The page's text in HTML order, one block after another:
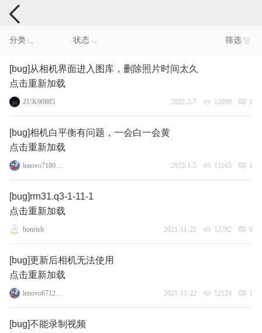
手机反馈
分类 状态 筛选
[bug]从相机界面进入图库，删除照片时间太久
点击重新加载
ZUK90885 2022-2-7 12099 1
[bug]相机白平衡有问题，一会白一会黄
点击重新加载
lenovo71896016 2022-1-5 12165 1
[bug]rrn31.q3-1-11-1
点击重新加载
bonrish 2021-11-22 12782 0
[bug]更新后相机无法使用
点击重新加载
lenovo67124895 2021-11-22 12124 1
[bug]不能录制视频